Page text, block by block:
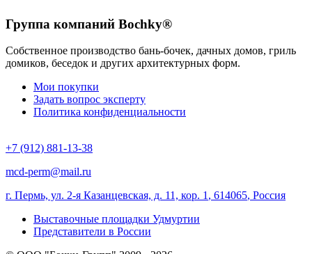
Группа компаний Bochky®
Собственное производство бань-бочек, дачных домов, гриль
домиков, беседок и других архитектурных форм.
Мои покупки
Задать вопрос эксперту
Политика конфиденциальности
+7 (912) 881-13-38
mcd-perm@mail.ru
г. Пермь, ул. 2-я Казанцевская, д. 11, кор. 1 , 614065, Россия
Выставочные площадки Удмуртии
Представители в России